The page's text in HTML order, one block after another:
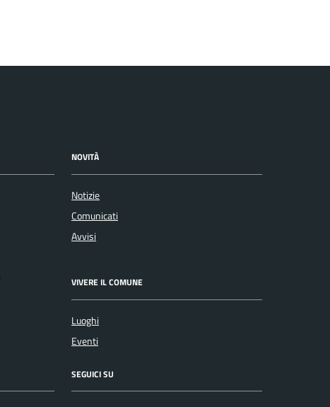
NOVITÀ
Notizie
Comunicati
Avvisi
VIVERE IL COMUNE
Luoghi
Eventi
SEGUICI SU